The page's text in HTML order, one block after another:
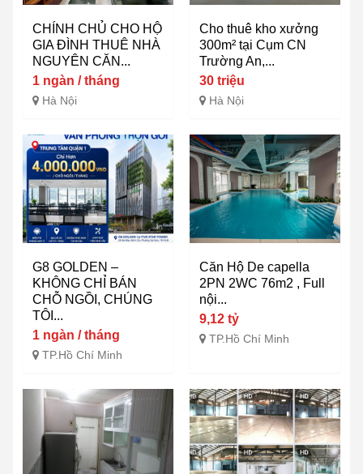
CHÍNH CHỦ CHO HỘ
GIA ĐÌNH THUÊ NHÀ
NGUYÊN CĂN...
1 ngàn / tháng
Hà Nội
Cho thuê kho xưởng
300m² tại Cụm CN
Trường An,...
30 triệu
Hà Nội
G8 GOLDEN –
KHÔNG CHỈ BÁN
CHỖ NGỒI, CHÚNG
TÔI...
1 ngàn / tháng
TP.Hồ Chí Minh
Căn Hộ De capella
2PN 2WC 76m2 , Full
nội...
9,12 tỷ
TP.Hồ Chí Minh